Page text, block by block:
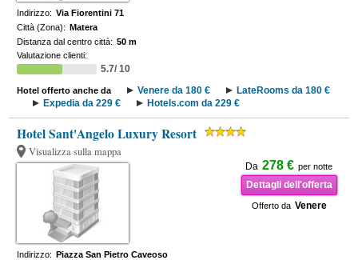
Indirizzo: Via Fiorentini 71
Città (Zona): Matera
Distanza dal centro città: 50 m
Valutazione clienti:
5.7/ 10
Hotel offerto anche da Venere da 180 €
LateRooms da 180 €
Expedia da 229 €
Hotels.com da 229 €
Hotel Sant'Angelo Luxury Resort
Visualizza sulla mappa
Da 278 € per notte
Dettagli dell'offerta
Offerto da Venere
Indirizzo: Piazza San Pietro Caveoso